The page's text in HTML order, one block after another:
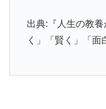
出典:『人生の教
く」「賢く」「面